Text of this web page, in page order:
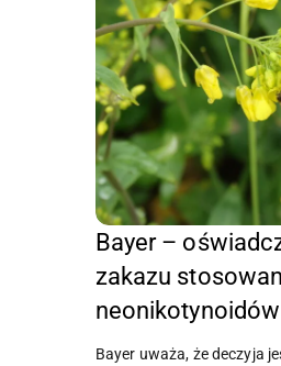
Bayer –
zakazu
neonikotynoidów
Bayer uważa, że deczyja